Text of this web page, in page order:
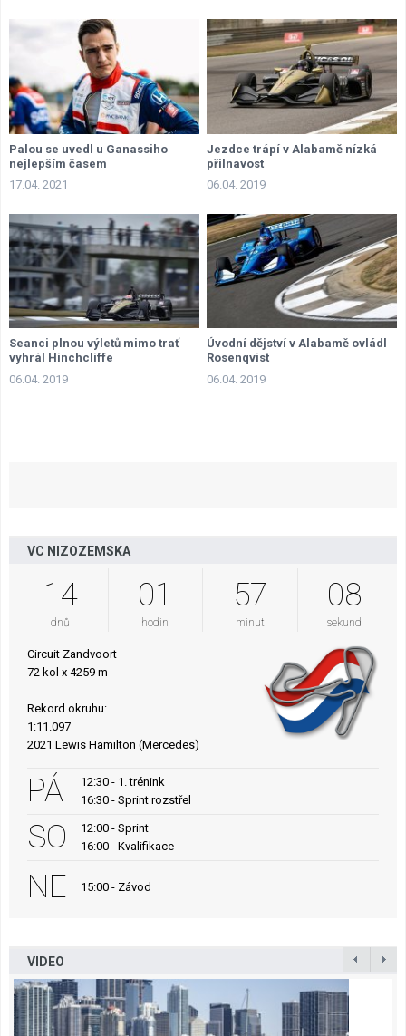
Palou se uvedl u Ganassiho
nejlepším časem
17.04. 2021
Jezdce trápí v Alabamě nízká
přilnavost
06.04. 2019
Seanci plnou výletů mimo trať
vyhrál Hinchcliffe
06.04. 2019
Úvodní dějství v Alabamě ovládl
Rosenqvist
06.04. 2019
VC NIZOZEMSKA
14
dnů
01
hodin
57
minut
07
sekund
Circuit Zandvoort
72 kol x 4259 m
Rekord okruhu:
1:11.097
2021 Lewis Hamilton (Mercedes)
PÁ
12:30 - 1. trénink
16:30 - Sprint rozstřel
SO
12:00 - Sprint
16:00 - Kvalifikace
NE 15:00 - Závod
VIDEO